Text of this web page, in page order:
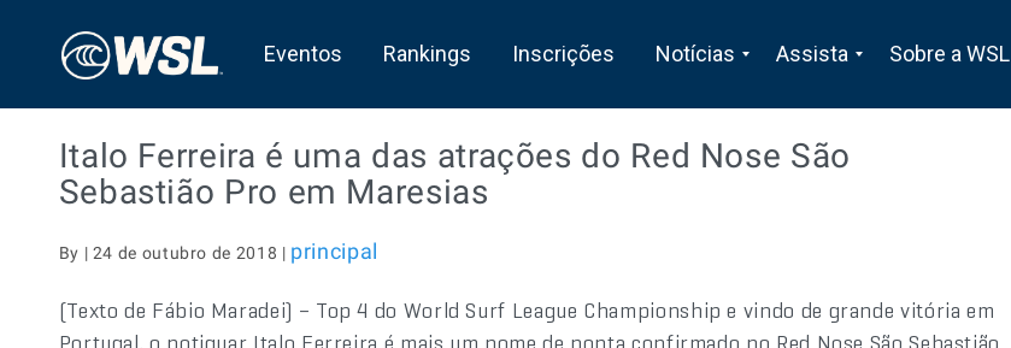
Eventos Rankings Inscrições Notícias Assista Sobre a WSL
Italo Ferreira é uma das atrações do Red Nose São
Sebastião Pro em Maresias
By | 24 de outubro de 2018 | principal
(Texto de Fábio Maradei) – Top 4 do World Surf League Championship e vindo de grande vitória em